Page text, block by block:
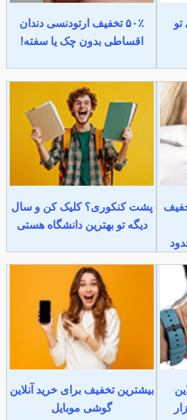
۵۰٪ تخفیف ارتودنسی دندان
اقساطی بدون چک یا سفته!
25% تخفیف
پشت کنکوری؟ کلیک کن و سال
دیگه تو بهترین دانشگاه هستی
بیشترین تخفیف برای خرید آنلاین
گوشی موبایل